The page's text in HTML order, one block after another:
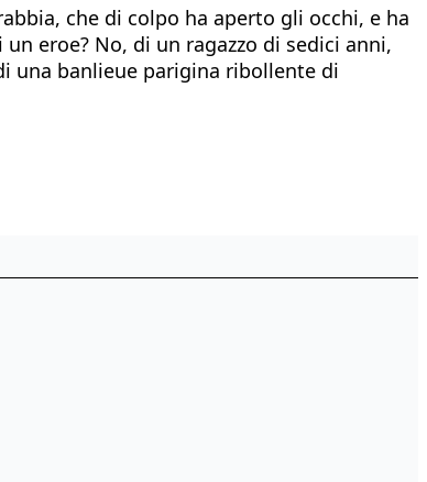
che di colpo ha aperto gli occhi, e ha
eroe? No, di un ragazzo di sedici anni,
una banlieue parigina ribollente di